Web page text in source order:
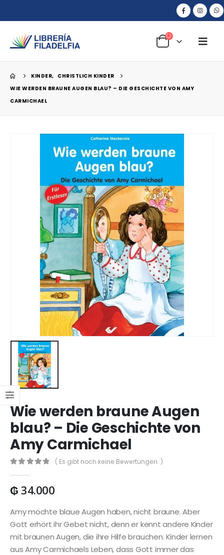
KINDER, CHRISTLICH KINDER
WIE WERDEN BRAUNE AUGEN BLAU? – DIE GESCHICHTE VON AMY
CARMICHAEL
Wie werden braune Augen
blau? – Die Geschichte von
Amy Carmichael
( Es gibt noch keine Bewertungen. )
₲34.000
Amy möchte blaue Augen haben, nicht braune. Aber
Gott erhört ihr Gebet nicht, denn er kennt andere Kinder
mit braunen Augen, die ihre Hilfe brauchen. Kinder lernen
aus Amy Carmichaels Leben, dass Gott immer das